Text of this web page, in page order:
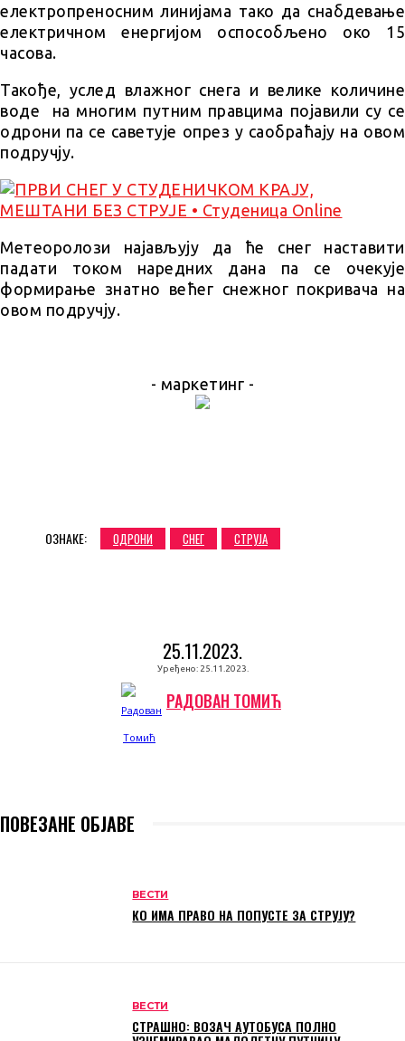
електропреносним линијама тако да снабдевање
електричном енергијом оспособљено око 15
часова.
Такође, услед влажног снега и велике количине
воде на многим путним правцима појавили су се
одрони па се саветује опрез у саобраћају на овом
подручју.
Метеоролози најављују да ће снег наставити
падати током наредних дана па се очекује
формирање знатно већег снежног покривача на
овом подручју.
- маркетинг -
ОЗНАКЕ: ОДРОНИ СНЕГ СТРУЈА
25.11.2023.
Уређено: 25.11.2023.
РАДОВАН ТОМИЋ
ПОВЕЗАНЕ ОБЈАВЕ
ВЕСТИ
КО ИМА ПРАВО НА ПОПУСТЕ ЗА СТРУЈУ?
ВЕСТИ
СТРАШНО: ВОЗАЧ АУТОБУСА ПОЛНО